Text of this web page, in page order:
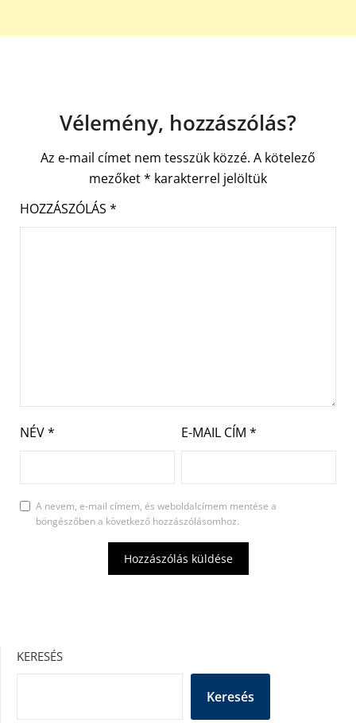
Vélemény, hozzászólás?
Az e-mail címet nem tesszük közzé. A kötelező
mezőket* karakterrel jelöltük
HOZZÁSZÓLÁS *
NÉV* E-MAIL CÍM *
A nevem, e-mail címem, és weboldalcímem mentése a
böngészőben a következő hozzászólásomhoz.
KERESÉS
Keresés